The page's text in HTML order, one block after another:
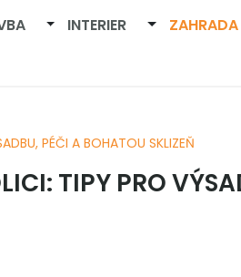
Přepnout dropdown
INTERIER Přepnout
ZAHRADA
PÉČI A BOHATOU SKLIZEŇ
TIPY PRO